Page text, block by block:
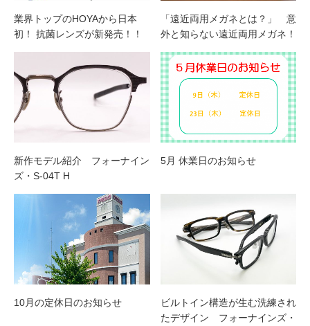
業界トップのHOYAから日本
初！ 抗菌レンズが新発売！！
「遠近両用メガネとは？」 意
外と知らない遠近両用メガネ！
新作モデル紹介 フォーナイン
ズ・S-04T H
5月 休業日のお知らせ
10月の定休日のお知らせ
ビルトイン構造が生む洗練され
たデザイン フォーナインズ・